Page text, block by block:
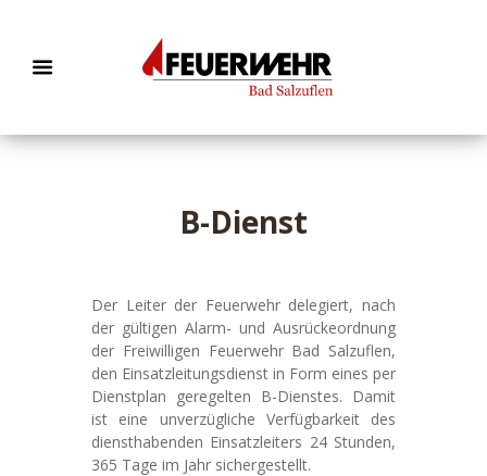
B-Dienst
Der Leiter der Feuerwehr delegiert, nach
der gültigen Alarm- und Ausrückeordnung
der Freiwilligen Feuerwehr Bad Salzuflen,
den Einsatzleitungsdienst in Form eines per
Dienstplan geregelten B-Dienstes. Damit
ist eine unverzügliche Verfügbarkeit des
diensthabenden Einsatzleiters 24 Stunden,
365 Tage im Jahr sichergestellt.